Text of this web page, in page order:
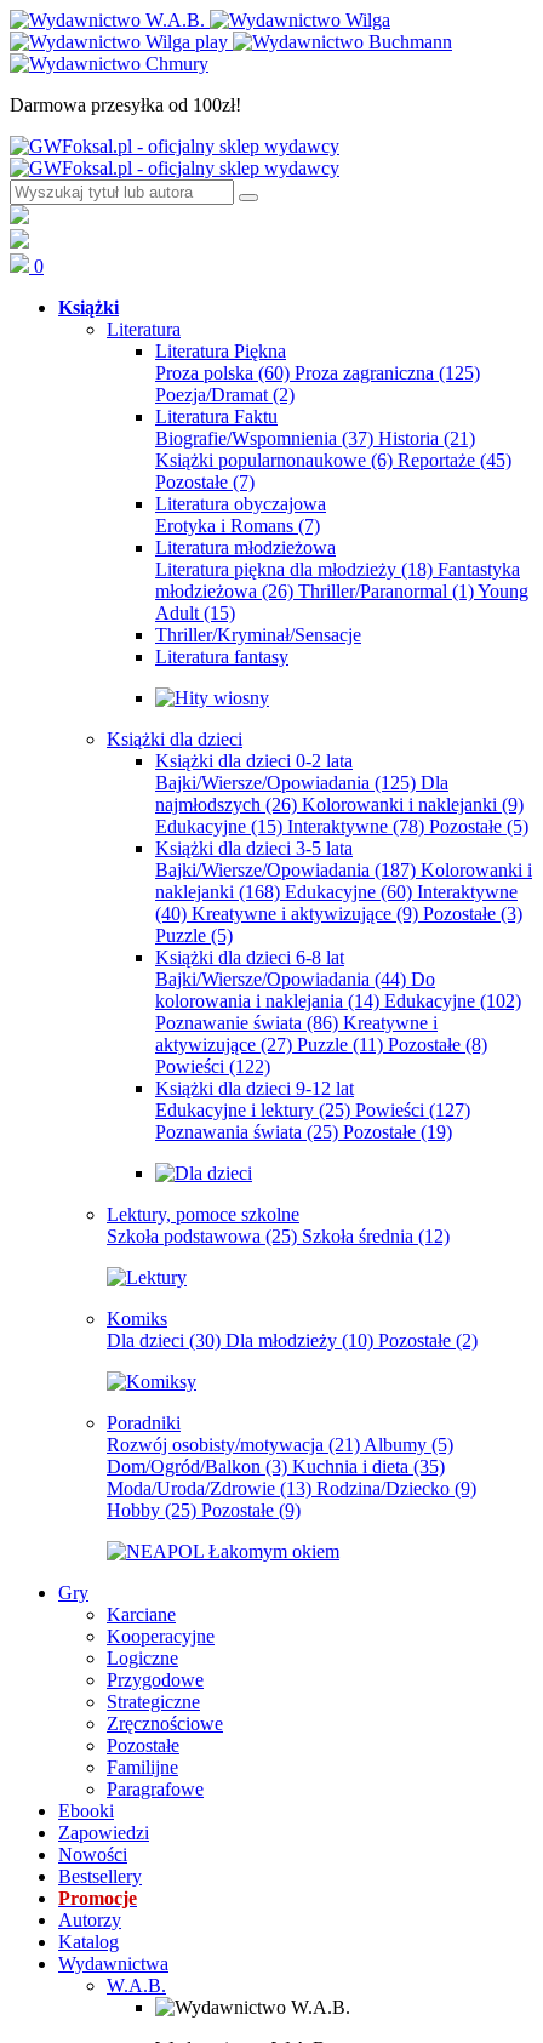
Darmowa przesyłka od 100zł!
0
Książki
Literatura
Literatura Piękna
Proza polska (60) Proza zagraniczna (125)
Poezja/Dramat (2)
Literatura Faktu
Biografie/Wspomnienia (37) Historia (21)
Książki popularnonaukowe (6) Reportaże (45)
Pozostałe (7)
Literatura obyczajowa
Erotyka i Romans (7)
Literatura młodzieżowa
Literatura piękna dla młodzieży (18) Fantastyka
młodzieżowa (26) Thriller/Paranormal (1)Young
Adult (15)
Thriller/Kryminał/Sensacje
Literatura fantasy
Książki dla dzieci
Książki dla dzieci 0-2 lata
Bajki/Wiersze/Opowiadania (125) Dla
najmłodszych (26) Kolorowanki i naklejanki (9)
Edukacyjne (15) Interaktywne (78) Pozostałe (5)
Książki dla dzieci 3-5 lata
Bajki/Wiersze/Opowiadania (187) Kolorowanki i
naklejanki (168) Edukacyjne (60) Interaktywne
(40) Kreatywne i aktywizujące (9) Pozostałe (3)
Puzzle (5)
Książki dla dzieci 6-8 lat
Bajki/Wiersze/Opowiadania (44) Do
kolorowania i naklejania (14) Edukacyjne (102)
Poznawanie świata (86) Kreatywne i
aktywizujące (27) Puzzle (11) Pozostałe (8)
Powieści (122)
Książki dla dzieci 9-12 lat
Edukacyjne i lektury (25) Powieści (127)
Poznawania świata (25) Pozostałe (19)
Lektury, pomoce szkolne
Szkoła podstawowa (25) Szkoła średnia (12)
Komiks
Dla dzieci (30) Dla młodzieży (10) Pozostałe (2)
Poradniki
Rozwój osobisty/motywacja (21) Albumy (5)
Dom/Ogród/Balkon (3) Kuchnia i dieta (35)
Moda/Uroda/Zdrowie (13) Rodzina/Dziecko (9)
Hobby (25) Pozostałe (9)
Gry
Karciane
Kooperacyjne
Logiczne
Przygodowe
Strategiczne
Zręcznościowe
Pozostałe
Familijne
Paragrafowe
Ebooki
Zapowiedzi
Nowości
Bestsellery
Promocje
Autorzy
Katalog
Wydawnictwa
W.A.B.